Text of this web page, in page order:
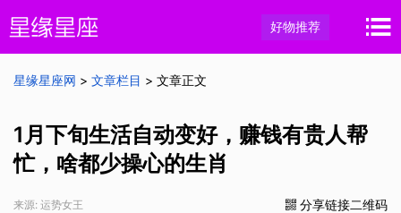
好物推荐
星缘星座网 > 文章栏目 > 文章正文
1月下旬生活自动变好，赚钱有贵人帮
忙，啥都少操心的生肖
来源: 运势女王 分享链接二维码